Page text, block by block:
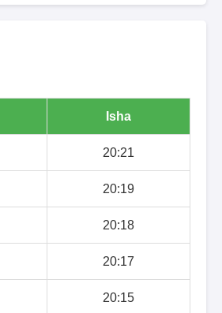
Isha
20:21
20:19
20:18
20:17
20:15